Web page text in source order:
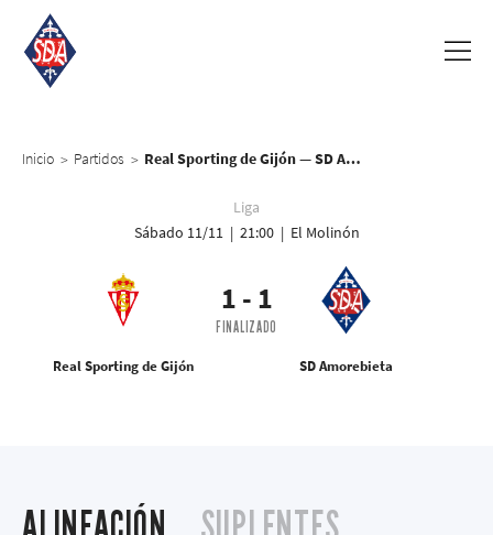
Inicio > Partidos > Real Sporting de Gijón — SD Amorebieta
Liga
Sábado 11/11 | 21:00 | El Molinón
SD Amorebieta
1
-
1
FINALIZADO
Real Sporting de Gijón